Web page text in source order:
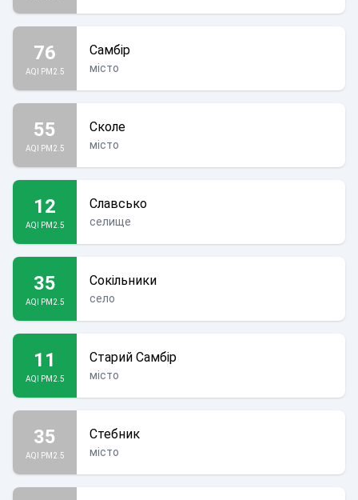
76
AQI PM2.5
Самбір
місто
55
AQI PM2.5
Сколе
місто
12
AQI PM2.5
Славсько
селище
35
AQI PM2.5
Сокільники
село
11
AQI PM2.5
Старий Самбір
місто
35
AQI PM2.5
Стебник
місто